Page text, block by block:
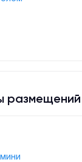
размещений